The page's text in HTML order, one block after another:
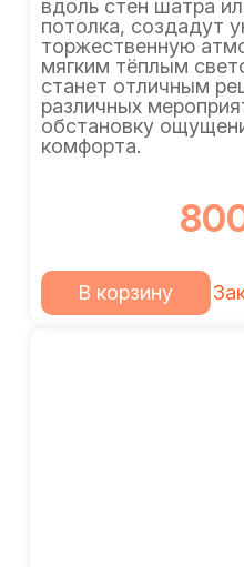
вдоль стен шатра
потолка, создадут
торжественную
мягким тёплым
станет отличным
различных
обстановку
комфорта.
В корзину